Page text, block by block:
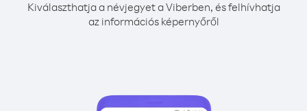
Kiválaszthatja a névjegyet a Viberben, és felhívhatja
az információs képernyőről